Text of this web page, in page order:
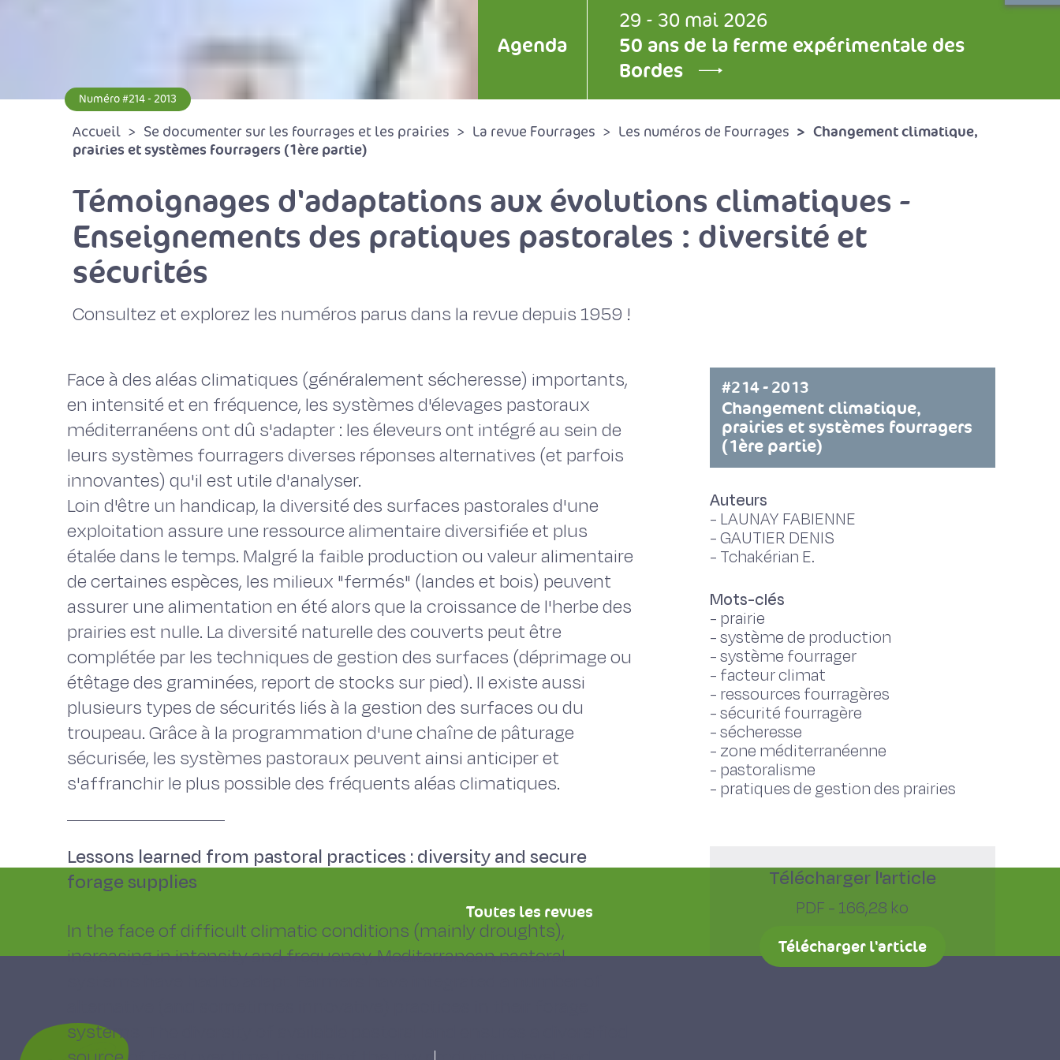
Agenda
29 - 30 mai 2026
50 ans de la ferme expérimentale des
Bordes
Numéro #214 - 2013
Accueil Se documenter sur les fourrages et les prairies La revue Fourrages Les numéros de Fourrages
Changement climatique,
prairies et systèmes fourragers (1ère partie)
Témoignages d'adaptations aux évolutions climatiques -
Enseignements des pratiques pastorales : diversité et
sécurités
Consultez et explorez les numéros parus dans la revue depuis 1959 !
Face à des aléas climatiques (généralement sécheresse) importants,
en intensité et en fréquence, les systèmes d'élevages pastoraux
méditerranéens ont dû s'adapter : les éleveurs ont intégré au sein de
leurs systèmes fourragers diverses réponses alternatives (et parfois
innovantes) qu'il est utile d'analyser.
Loin d'être un handicap, la diversité des surfaces pastorales d'une
exploitation assure une ressource alimentaire diversifiée et plus
étalée dans le temps. Malgré la faible production ou valeur alimentaire
de certaines espèces, les milieux "fermés" (landes et bois) peuvent
assurer une alimentation en été alors que la croissance de l'herbe des
prairies est nulle. La diversité naturelle des couverts peut être
complétée par les techniques de gestion des surfaces (déprimage ou
étêtage des graminées, report de stocks sur pied). Il existe aussi
plusieurs types de sécurités liés à la gestion des surfaces ou du
troupeau. Grâce à la programmation d'une chaîne de pâturage
sécurisée, les systèmes pastoraux peuvent ainsi anticiper et
s'affranchir le plus possible des fréquents aléas climatiques.
Lessons learned from pastoral practices : diversity and secure
forage supplies
In the face of difficult climatic conditions (mainly droughts),
increasing in intensity and frequency, Mediterranean pastoral
systems. The diversity of available pastoral land ensures a diversified
#214 - 2013
Changement climatique,
prairies et systèmes fourragers
(1ère partie)
Auteurs
- LAUNAY FABIENNE
-GAUTIER DENIS
- Tchakérian E.
Mots-clés
- prairie
-système de production
-système fourrager
- facteur climat
- ressources fourragères
-sécurité fourragère
-sécheresse
- zone méditerranéenne
- pastoralisme
- pratiques de gestion des prairies
Télécharger l'article
PDF - 166,28 ko
Télécharger l'article
Toutes les revues